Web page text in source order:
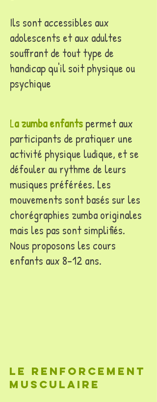
Ils sont accessibles aux
adolescents et aux adultes
souffrant de tout type de
handicap qu'il soit physique ou
psychique
​Lazumba enfantspermet aux
participants de pratiquer une
activité physique ludique, et se
défouler au rythme de leurs
musiques préférées. Les
mouvements sont basés sur les
chorégraphies zumba originales
mais les pas sont simplifiés.
​Nous proposons les cours
enfants aux 8-12 ans.
Le renforcement
musculaire